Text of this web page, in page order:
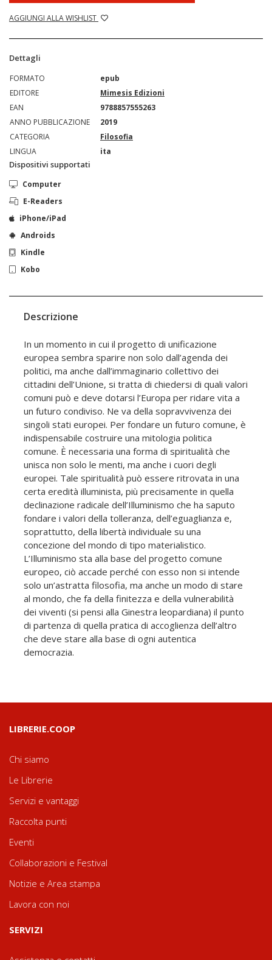
AGGIUNGI ALLA WISHLIST
Dettagli
FORMATO
epub
EDITORE
Mimesis Edizioni
EAN
9788857555263
ANNO PUBBLICAZIONE
2019
CATEGORIA
Filosofia
LINGUA
ita
Dispositivi supportati
Computer
E-Readers
iPhone/iPad
Androids
Kindle
Kobo
Descrizione
In un momento in cui il progetto di unificazione
europea sembra sparire non solo dall’agenda dei
politici, ma anche dall’immaginario collettivo dei
cittadini dell’Unione, si tratta di chiedersi di quali valori
comuni può e deve dotarsi l’Europa per ridare vita a
un futuro condiviso. Ne va della sopravvivenza dei
singoli stati europei. Per fondare un futuro comune, è
indispensabile costruire una mitologia politica
comune. È necessaria una forma di spiritualità che
unisca non solo le menti, ma anche i cuori degli
europei. Tale spiritualità può essere ritrovata in una
certa eredità illuminista, più precisamente in quella
declinazione radicale dell’Illuminismo che ha saputo
fondare i valori della tolleranza, dell’eguaglianza e,
soprattutto, della libertà individuale su una
concezione del mondo di tipo materialistico.
L’Illuminismo sta alla base del progetto comune
europeo, ciò accade perché con esso non si intende
solo un’astratta filosofia, ma anche un modo di stare
al mondo, che fa della finitezza e della vulnerabilità
dei viventi (si pensi alla Ginestra leopardiana) il punto
di partenza di quella pratica di accoglienza dell’altro
che deve stare alla base di ogni autentica
democrazia.
LIBRERIE.COOP
Chi siamo
Le Librerie
Servizi e vantaggi
Raccolta punti
Eventi
Collaborazioni e Festival
Notizie e Area stampa
Lavora con noi
SERVIZI